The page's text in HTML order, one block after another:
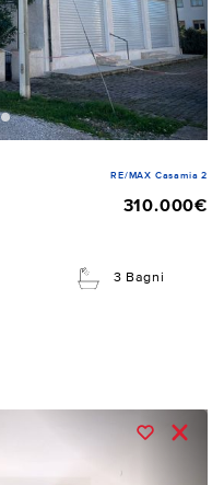
RE/MAX Casamia 2
310.000€
3 Bagni